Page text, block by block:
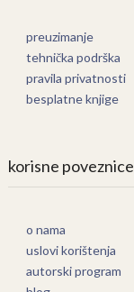
preuzimanje
tehnička podrška
pravila privatnosti
besplatne knjige
korisne poveznice
o nama
uslovi korištenja
autorski program